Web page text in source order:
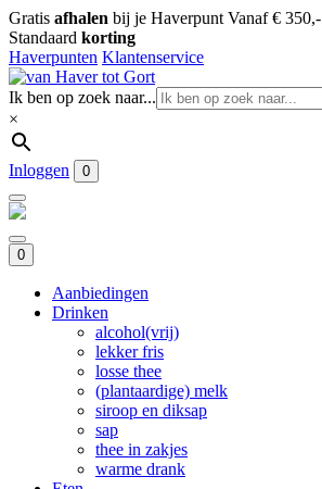
Gratis afhalen bij je Haverpunt Vanaf € 350,-
Standaard korting
Haverpunten Klantenservice
Ik ben op zoek naar...
×
Inloggen 0
0
Aanbiedingen
Drinken
alcohol(vrij)
lekker fris
losse thee
(plantaardige) melk
siroop en diksap
sap
thee in zakjes
warme drank